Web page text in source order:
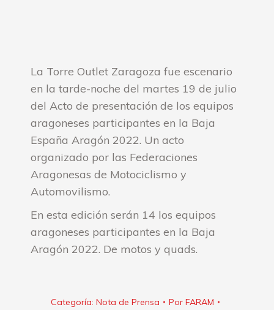
La Torre Outlet Zaragoza fue escenario
en la tarde-noche del martes 19 de julio
del Acto de presentación de los equipos
aragoneses participantes en la Baja
España Aragón 2022. Un acto
organizado por las Federaciones
Aragonesas de Motociclismo y
Automovilismo.
En esta edición serán 14 los equipos
aragoneses participantes en la Baja
Aragón 2022. De motos y quads.
Categoría: Nota de Prensa Por FARAM